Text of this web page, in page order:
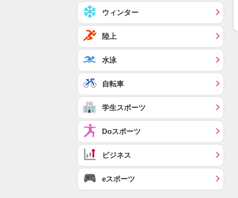
ウィンター
陸上
水泳
自転車
学生スポーツ
Doスポーツ
ビジネス
eスポーツ